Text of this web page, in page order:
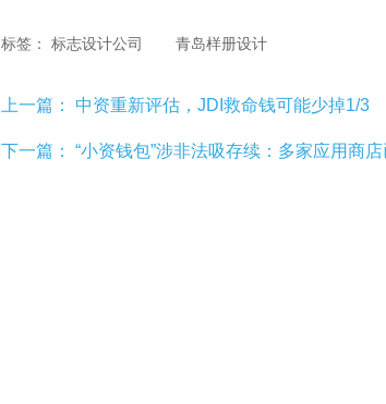
标签： 标志设计公司 青岛样册设计
上一篇： 中资重新评估，JDI救命钱可能少掉1/3
下一篇： “小资钱包”涉非法吸存续：多家应用商